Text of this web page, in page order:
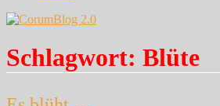
Schlagwort: Blüte